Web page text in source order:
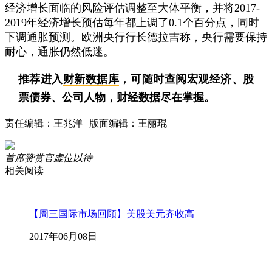
经济增长面临的风险评估调整至大体平衡，并将2017-
2019年经济增长预估每年都上调了0.1个百分点，同时
下调通胀预测。欧洲央行行长德拉吉称，央行需要保持
耐心，通胀仍然低迷。
推荐进入 财新数据库 ，可随时查阅宏观经济、股
票债券、公司人物，财经数据尽在掌握。
责任编辑：王兆洋 | 版面编辑：王丽琨
首席赞赏官虚位以待
相关阅读
【周三国际市场回顾】美股美元齐收高
2017年06月08日